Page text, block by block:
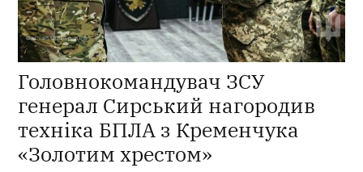
Головнокомандувач ЗСУ
генерал Сирський нагородив
техніка БПЛА з Кременчука
«Золотим хрестом»